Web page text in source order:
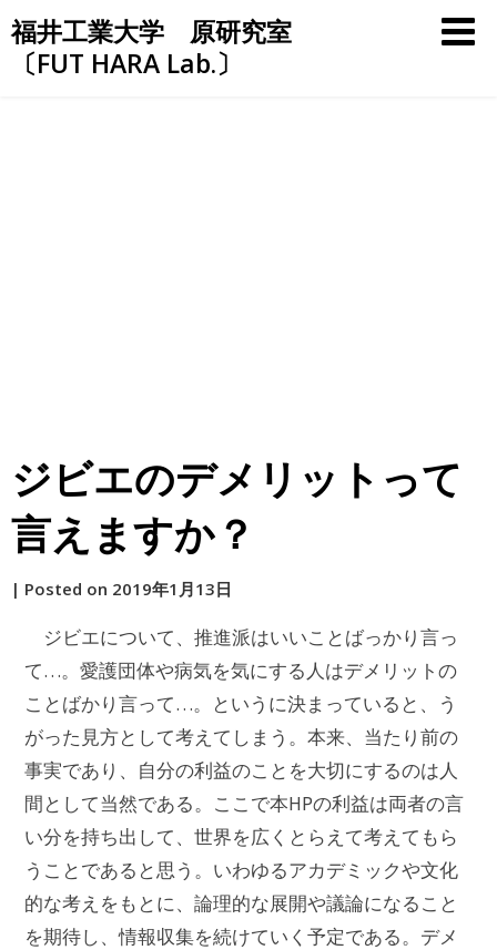
Skip
to
content
福井工業大学 原研究室
〔FUT HARA Lab.〕
ジビエのデメリットって
言えますか？
by
| Posted on 2019年1月13日
ジビエについて、推進派はいいことばっかり言っ
て…。愛護団体や病気を気にする人はデメリットの
ことばかり言って…。というに決まっていると、う
がった見方として考えてしまう。本来、当たり前の
事実であり、自分の利益のことを大切にするのは人
間として当然である。ここで本HPの利益は両者の言
い分を持ち出して、世界を広くとらえて考えてもら
うことであると思う。いわゆるアカデミックや文化
的な考えをもとに、論理的な展開や議論になること
を期待し、情報収集を続けていく予定である。デメ